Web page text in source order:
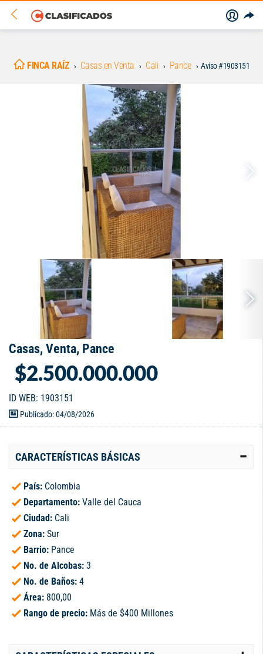
FINCA RAÍZ Casas en Venta Cali Pance Aviso #1903151
Casas, Venta, Pance
$2.500.000.000
ID WEB: 1903151
Publicado: 04/08/2026
CARACTERÍSTICAS BÁSICAS
País: Colombia
Departamento: Valle del Cauca
Ciudad: Cali
Zona: Sur
Barrio: Pance
No. de Alcobas: 3
No. de Baños: 4
Área: 800,00
Rango de precio: Más de $400 Millones